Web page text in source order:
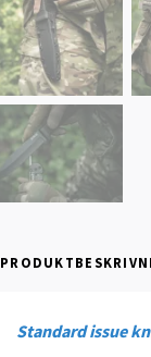
Standard issue